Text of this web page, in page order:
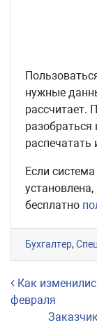
нужные
рассчитает.
распечатать
Если
бесплатно
Бухгалтер,
Как
февраля